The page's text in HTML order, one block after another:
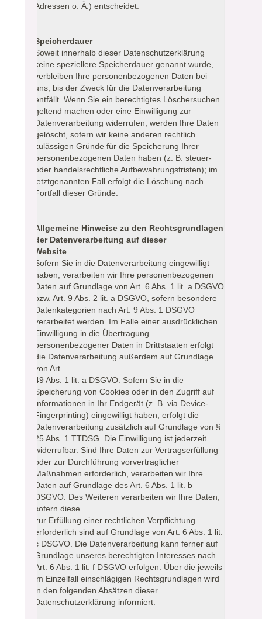
Adressen o. Ä.) entscheidet.
Speicherdauer
Soweit innerhalb dieser Datenschutzerklärung
keine speziellere Speicherdauer genannt wurde,
verbleiben Ihre personenbezogenen Daten bei
uns, bis der Zweck für die Datenverarbeitung
entfällt. Wenn Sie ein berechtigtes Löschersuchen
geltend machen oder eine Einwilligung zur
Datenverarbeitung widerrufen, werden Ihre Daten
gelöscht, sofern wir keine anderen rechtlich
zulässigen Gründe für die Speicherung Ihrer
personenbezogenen Daten haben (z. B. steuer-
oder handelsrechtliche Aufbewahrungsfristen); im
letztgenannten Fall erfolgt die Löschung nach
Fortfall dieser Gründe.
Allgemeine Hinweise zu den Rechtsgrundlagen
der Datenverarbeitung auf dieser
Website
Sofern Sie in die Datenverarbeitung eingewilligt
haben, verarbeiten wir Ihre personenbezogenen
Daten auf Grundlage von Art. 6 Abs. 1 lit. a DSGVO
bzw. Art. 9 Abs. 2 lit. a DSGVO, sofern besondere
Datenkategorien nach Art. 9 Abs. 1 DSGVO
verarbeitet werden. Im Falle einer ausdrücklichen
Einwilligung in die Übertragung
personenbezogener Daten in Drittstaaten erfolgt
die Datenverarbeitung außerdem auf Grundlage
von Art.
49 Abs. 1 lit. a DSGVO. Sofern Sie in die
Speicherung von Cookies oder in den Zugriff auf
Informationen in Ihr Endgerät (z. B. via Device-
Fingerprinting) eingewilligt haben, erfolgt die
Datenverarbeitung zusätzlich auf Grundlage von §
25 Abs. 1 TTDSG. Die Einwilligung ist jederzeit
widerrufbar. Sind Ihre Daten zur Vertragserfüllung
oder zur Durchführung vorvertraglicher
Maßnahmen erforderlich, verarbeiten wir Ihre
Daten auf Grundlage des Art. 6 Abs. 1 lit. b
DSGVO. Des Weiteren verarbeiten wir Ihre Daten,
sofern diese
zur Erfüllung einer rechtlichen Verpflichtung
erforderlich sind auf Grundlage von Art. 6 Abs. 1 lit.
c DSGVO. Die Datenverarbeitung kann ferner auf
Grundlage unseres berechtigten Interesses nach
Art. 6 Abs. 1 lit. f DSGVO erfolgen. Über die jeweils
im Einzelfall einschlägigen Rechtsgrundlagen wird
in den folgenden Absätzen dieser
Datenschutzerklärung informiert.